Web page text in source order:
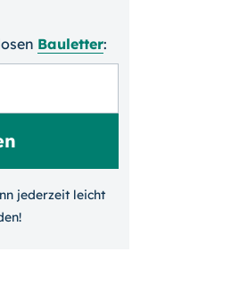
Bauletter:
jeder­zeit leicht